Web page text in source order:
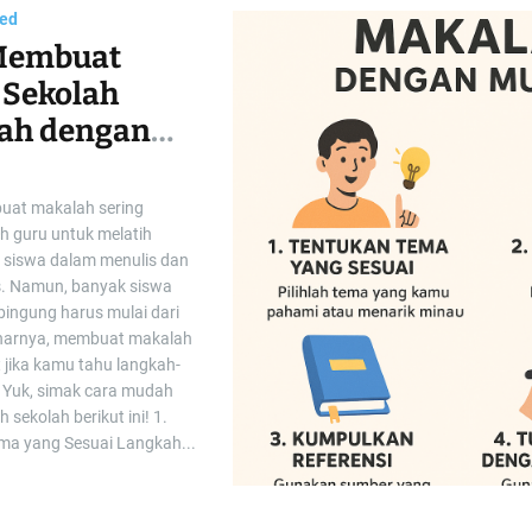
Rekomendasi Merk
Printer untuk Usaha
Pemula
Memulai usaha percetakan atau jasa
print membutuhkan persiapan yang
matang, salah satunya dalam memilih
printer yang tepat. Bagi pemula, printer
bukan sekadar alat cetak, tapi juga
investasi utama yang akan menentukan
kelancaran usaha. Oleh karena itu,
pemilihan merk dan tipe printer harus
disesuaikan dengan kebutuhan, budget,
serta kualitas hasil cetak...